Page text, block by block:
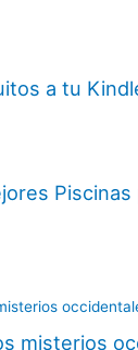
a tu
Piscinas
misterios